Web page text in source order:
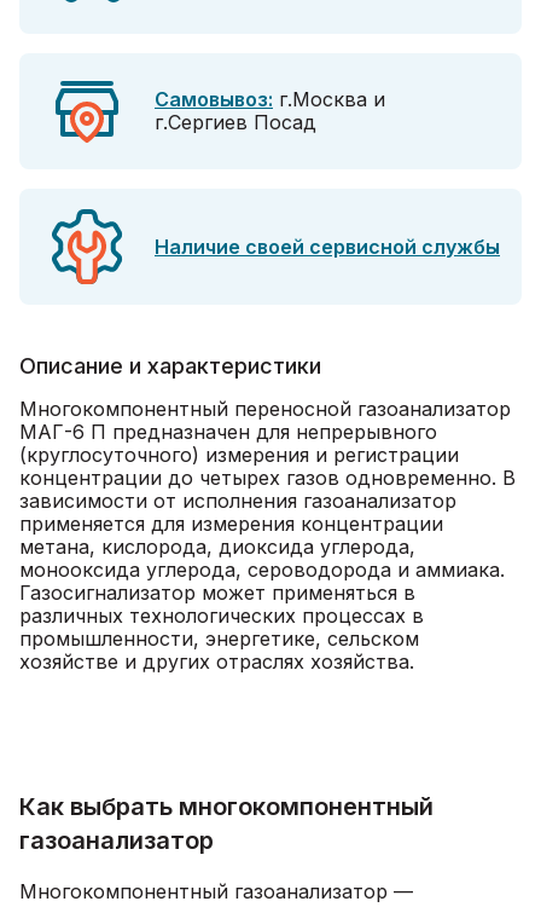
Самовывоз: г.Москва и
г.Сергиев Посад
Наличие своей сервисной службы
Описание и характеристики
Многокомпонентный переносной газоанализатор
МАГ-6 П предназначен для непрерывного
(круглосуточного) измерения и регистрации
концентрации до четырех газов одновременно. В
зависимости от исполнения газоанализатор
применяется для измерения концентрации
метана, кислорода, диоксида углерода,
монооксида углерода, сероводорода и аммиака.
Газосигнализатор может применяться в
различных технологических процессах в
промышленности, энергетике, сельском
хозяйстве и других отраслях хозяйства.
Как выбрать многокомпонентный
газоанализатор
Многокомпонентный газоанализатор —